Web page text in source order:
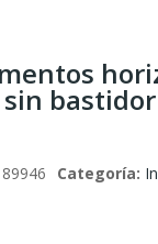
Categoría: